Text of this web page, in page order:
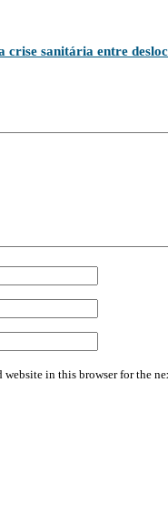
crise sanitária entre
website in this browser for the